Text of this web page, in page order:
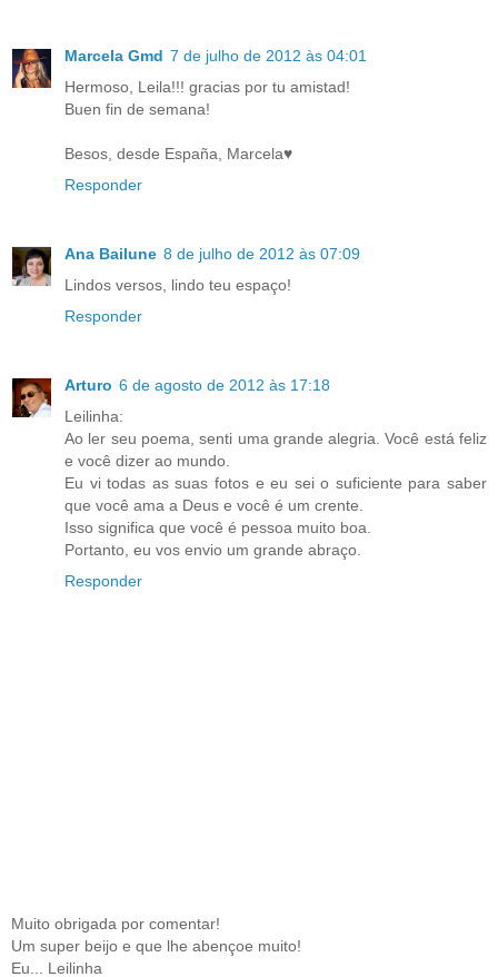
Marcela Gmd 7 de julho de 2012 às 04:01
Hermoso, Leila!!! gracias por tu amistad!
Buen fin de semana!
Besos, desde España, Marcela♥
Responder
Ana Bailune 8 de julho de 2012 às 07:09
Lindos versos, lindo teu espaço!
Responder
Arturo 6 de agosto de 2012 às 17:18
Leilinha:
Ao ler seu poema, senti uma grande alegria. Você está feliz
e você dizer ao mundo.
Eu vi todas as suas fotos e eu sei o suficiente para saber
que você ama a Deus e você é um crente.
Isso significa que você é pessoa muito boa.
Portanto, eu vos envio um grande abraço.
Responder
Muito obrigada por comentar!
Um super beijo e que lhe abençoe muito!
Eu... Leilinha